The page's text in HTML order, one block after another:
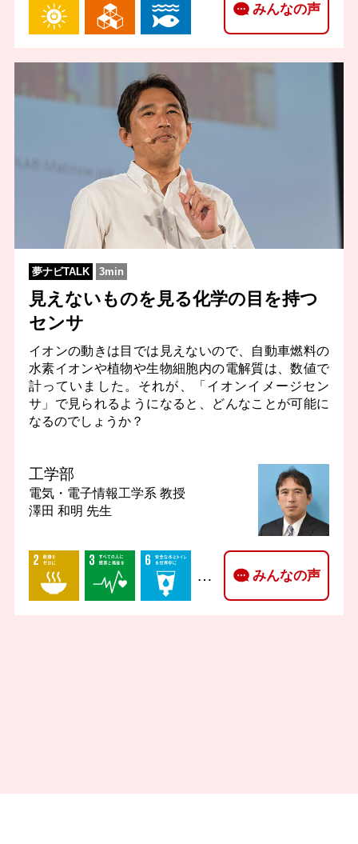
みんなの声
夢ナビTALK 3min
見えないものを見る化学の目を持つ
センサ
イオンの動きは目では見えないので、自動車燃料の
水素イオンや植物や生物細胞内の電解質は、数値で
計っていました。それが、「イオンイメージセン
サ」で見られるようになると、どんなことが可能に
なるのでしょうか？
工学部
電気・電子情報工学系 教授
澤田 和明 先生
… みんなの声